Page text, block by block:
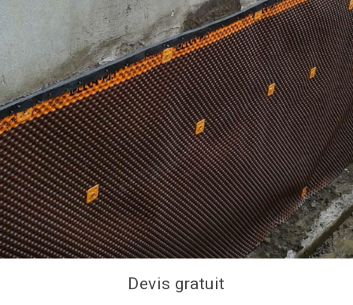
Devis gratuit